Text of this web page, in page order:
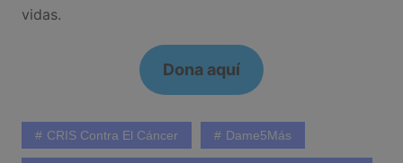
vidas.
Dona aquí
CRIS Contra El Cáncer Dame5Más